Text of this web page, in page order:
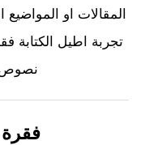
المقالات او
تجربة اطيل الكتابة
نصوص